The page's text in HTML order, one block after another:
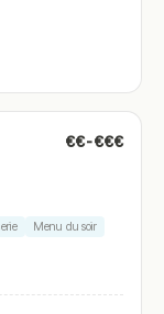
€€-€€€
Menu du soir